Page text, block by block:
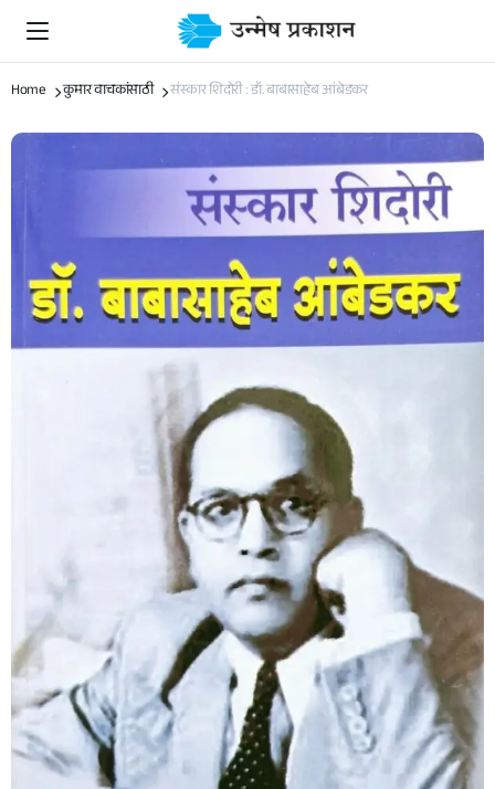
Home कुमार वाचकांसाठी संस्कार शिदोरी : डॉ. बाबासाहेब आंबेडकर